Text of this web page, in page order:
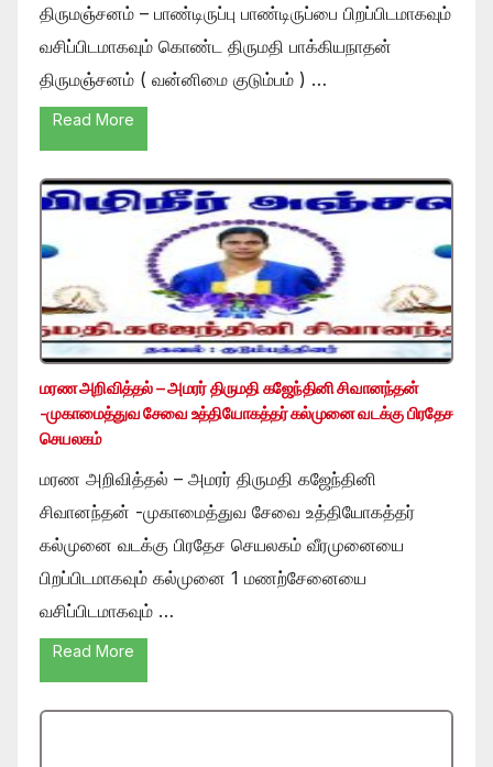
திருமஞ்சனம் – பாண்டிருப்பு பாண்டிருப்பை பிறப்பிடமாகவும்
வசிப்பிடமாகவும் கொண்ட திருமதி பாக்கியநாதன்
திருமஞ்சனம் ( வன்னிமை குடும்பம் ) …
Read More
மரண அறிவித்தல் – அமரர் திருமதி கஜேந்தினி சிவானந்தன்
-முகாமைத்துவ சேவை உத்தியோகத்தர் கல்முனை வடக்கு பிரதேச
செயலகம்
மரண அறிவித்தல் – அமரர் திருமதி கஜேந்தினி
சிவானந்தன் -முகாமைத்துவ சேவை உத்தியோகத்தர்
கல்முனை வடக்கு பிரதேச செயலகம் வீரமுனையை
பிறப்பிடமாகவும் கல்முனை 1 மணற்சேனையை
வசிப்பிடமாகவும் …
Read More